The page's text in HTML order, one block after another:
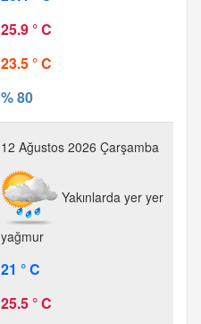
25.9 ° C
23.5 ° C
% 80
12 Ağustos 2026 Çarşamba
Yakınlarda yer yer
yağmur
21 ° C
25.5 ° C